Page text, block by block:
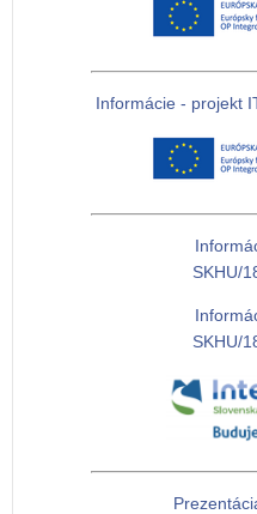
Informácie - projekt
SKHU/
SKHU/